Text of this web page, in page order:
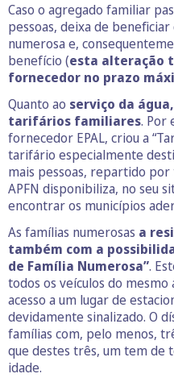
Caso o agregado familiar
pessoas, deixa de
numerosa e,
benefício (esta alteração
fornecedor no prazo
Quanto ao serviço da
tarifários familiares. Por
fornecedor EPAL, criou a
tarifário especialmente
mais pessoas, repartido por
APFN disponibiliza, no seu
encontrar os municípios
As famílias numerosas a
também com a
de Família Numerosa”.
todos os veículos do
acesso a um lugar de
devidamente sinalizado. O
famílias com, pelo menos,
que destes três, um tem de
idade.